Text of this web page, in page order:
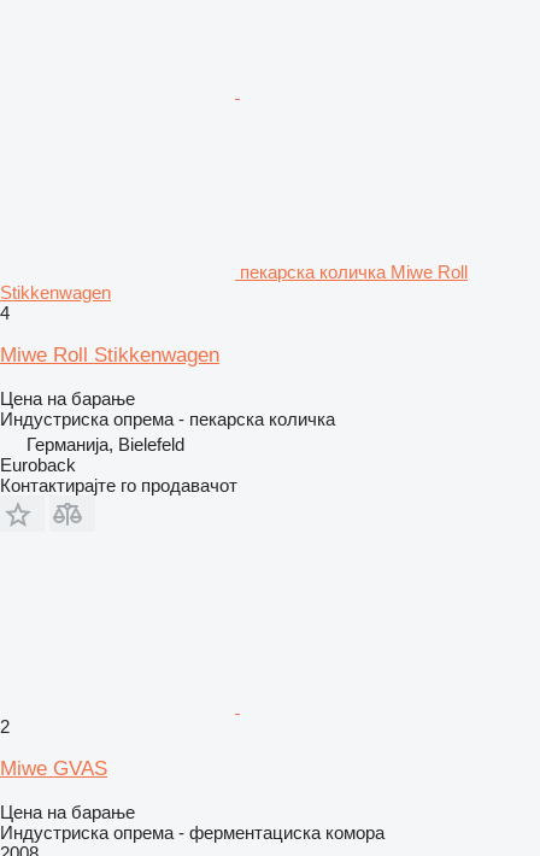
пекарска количка Miwe Roll
Stikkenwagen
4
Miwe Roll Stikkenwagen
Цена на барање
Индустриска опрема - пекарска количка
Германија, Bielefeld
Euroback
Контактирајте го продавачот
2
Miwe GVAS
Цена на барање
Индустриска опрема - ферментациска комора